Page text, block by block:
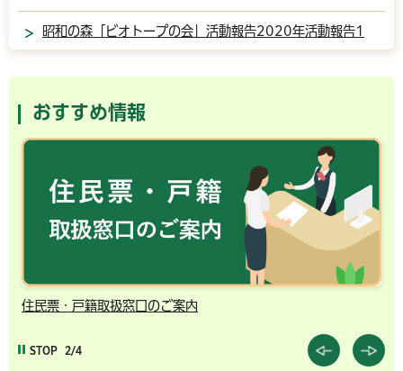
昭和の森「ビオトープの会」活動報告2020年活動報告1
おすすめ情報
窓口のご案内
STOP 3/4